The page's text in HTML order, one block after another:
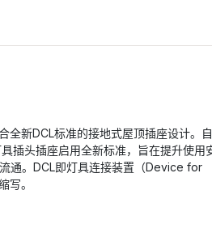
全新DCL标准的接地式屋顶插座设计。自
插头插座启用全新标准，旨在提升使用
通。DCL即灯具连接装置（Device for
写。